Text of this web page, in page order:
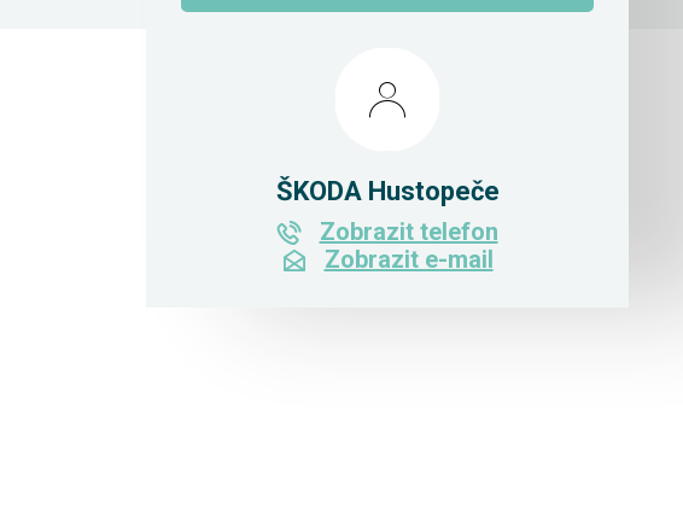
ŠKODA Hustopeče
Zobrazit telefon
Zobrazit e-mail